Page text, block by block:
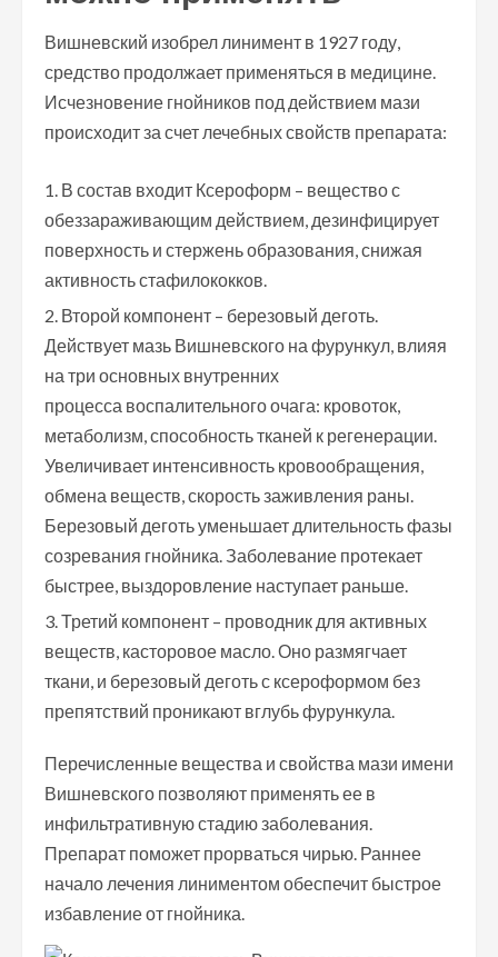
Вишневский изобрел линимент в 1927 году,
средство продолжает применяться в медицине.
Исчезновение гнойников под действием мази
происходит за счет лечебных свойств препарата:
В состав входит Ксероформ – вещество с
обеззараживающим действием, дезинфицирует
поверхность и стержень образования, снижая
активность стафилококков.
Второй компонент – березовый деготь.
Действует мазь Вишневского на фурункул, влияя
на три основных внутренних
процесса воспалительного очага: кровоток,
метаболизм, способность тканей к регенерации.
Увеличивает интенсивность кровообращения,
обмена веществ, скорость заживления раны.
Березовый деготь уменьшает длительность фазы
созревания гнойника. Заболевание протекает
быстрее, выздоровление наступает раньше.
Третий компонент – проводник для активных
веществ, касторовое масло. Оно размягчает
ткани, и березовый деготь с ксероформом без
препятствий проникают вглубь фурункула.
Перечисленные вещества и свойства мази имени
Вишневского позволяют применять ее в
инфильтративную стадию заболевания.
Препарат поможет прорваться чирью. Раннее
начало лечения линиментом обеспечит быстрое
избавление от гнойника.